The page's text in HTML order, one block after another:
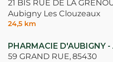
21 BIS RUE DE LA
Aubigny Les Clouzeaux
24,5 km
PHARMACIE D'AUBIGNY
59 GRAND RUE,85430